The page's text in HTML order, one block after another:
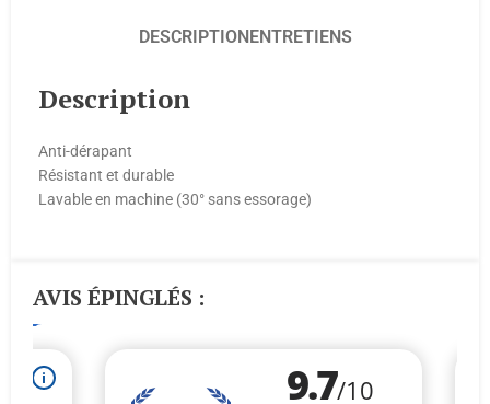
DESCRIPTIONENTRETIENS
Description
Anti-dérapant
Résistant et durable
Lavable en machine (30° sans essorage)
AVIS ÉPINGLÉS :